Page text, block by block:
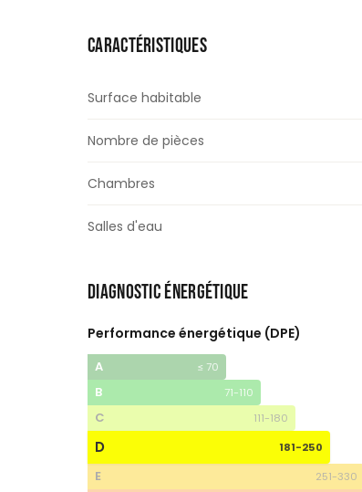
CARACTÉRISTIQUES
Surface habitable
Nombre de pièces
Chambres
Salles d'eau
DIAGNOSTIC ÉNERGÉTIQUE
Performance énergétique (DPE)
A ≤ 70
B 71-110
C 111-180
D 181-250
E 251-330